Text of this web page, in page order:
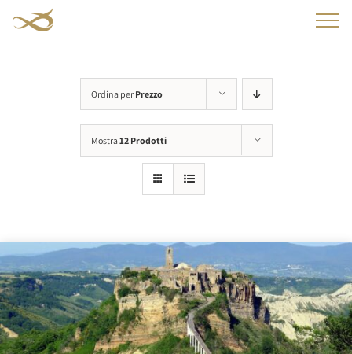
Ordina per Prezzo
Mostra12 Prodotti